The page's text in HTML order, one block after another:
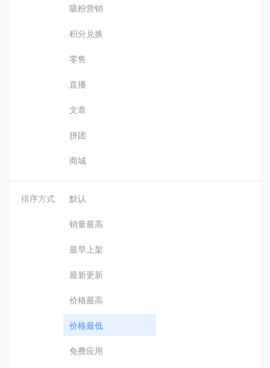
吸粉营销
积分兑换
零售
直播
文章
拼团
商城
排序方式 默认
销量最高
最早上架
最新更新
价格最高
价格最低
免费应用